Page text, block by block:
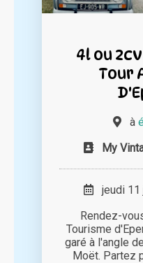
4l ou
Tour
à
My
jeudi 11
Rendez-
Tourisme
garé à l'angle
Moët. Partez